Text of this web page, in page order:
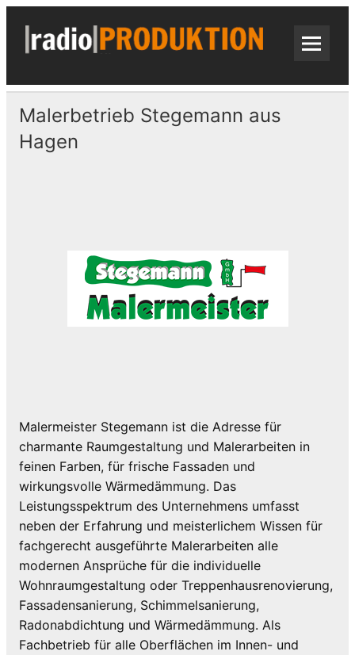
Skip
content
Malerbetrieb Stegemann aus
Hagen
Malermeister Stegemann ist die Adresse für
charmante Raumgestaltung und Malerarbeiten in
feinen Farben, für frische Fassaden und
wirkungsvolle Wärmedämmung. Das
Leistungsspektrum des Unternehmens umfasst
neben der Erfahrung und meisterlichem Wissen für
fachgerecht ausgeführte Malerarbeiten alle
modernen Ansprüche für die individuelle
Wohnraumgestaltung oder Treppenhausrenovierung,
Fassadensanierung, Schimmelsanierung,
Radonabdichtung und Wärmedämmung. Als
Fachbetrieb für alle Oberflächen im Innen- und